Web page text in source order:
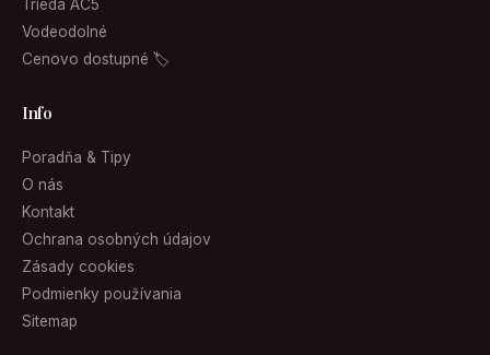
Trieda AC5
Vodeodolné
Cenovo dostupné 🏷
Info
Poradňa & Tipy
O nás
Kontakt
Ochrana osobných údajov
Zásady cookies
Podmienky používania
Sitemap